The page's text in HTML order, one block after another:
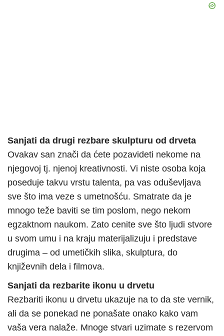
Sanjati da drugi rezbare skulpturu od drveta
Ovakav san znači da ćete pozavideti nekome na
njegovoj tj. njenoj kreativnosti. Vi niste osoba koja
poseduje takvu vrstu talenta, pa vas oduševljava
sve što ima veze s umetnošću. Smatrate da je
mnogo teže baviti se tim poslom, nego nekom
egzaktnom naukom. Zato cenite sve što ljudi stvore
u svom umu i na kraju materijalizuju i predstave
drugima – od umetičkih slika, skulptura, do
književnih dela i filmova.
Sanjati da rezbarite ikonu u drvetu
Rezbariti ikonu u drvetu ukazuje na to da ste vernik,
ali da se ponekad ne ponašate onako kako vam
vaša vera nalaže. Mnoge stvari uzimate s rezervom